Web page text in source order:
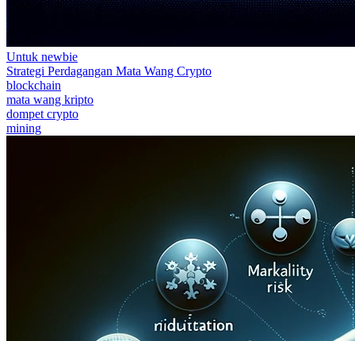
Untuk newbie
Strategi Perdagangan Mata Wang Crypto
blockchain
mata wang kripto
dompet crypto
mining